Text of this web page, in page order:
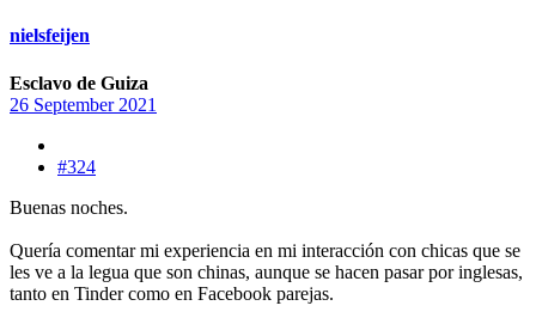
nielsfeijen
Esclavo de Guiza
26 September 2021
#324
Buenas noches.
Quería comentar mi experiencia en mi interacción con chicas que se
les ve a la legua que son chinas, aunque se hacen pasar por inglesas,
tanto en Tinder como en Facebook parejas.